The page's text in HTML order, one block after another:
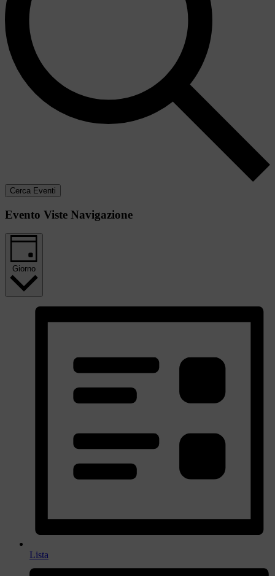
Cerca Eventi
Evento Viste Navigazione
Giorno
Lista